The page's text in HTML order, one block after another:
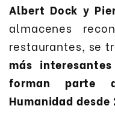
Albert Dock y
almacenes
restaurantes, se
más
forman parte
Humanidad desde